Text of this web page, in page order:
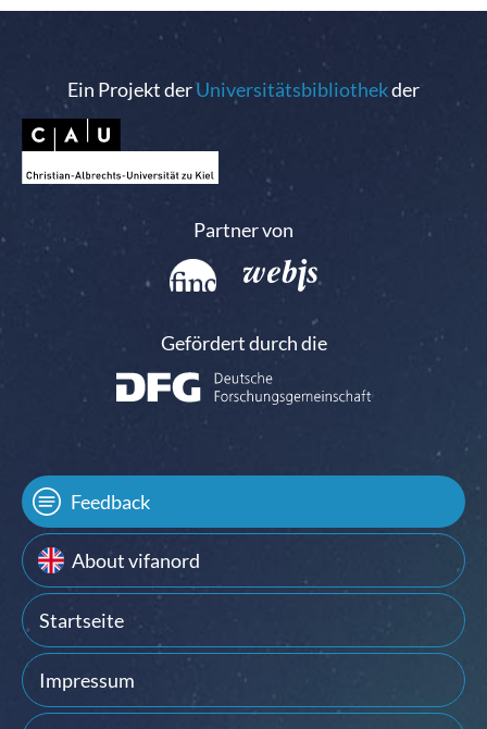
Ein Projekt derUniversitätsbibliothekder
Partner von
Gefördert durch die
Feedback
About vifanord
Startseite
Impressum